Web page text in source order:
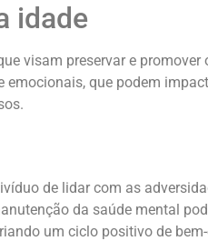
idade
visam preservar e
que podem
de lidar com as
da saúde mental
um ciclo positivo de